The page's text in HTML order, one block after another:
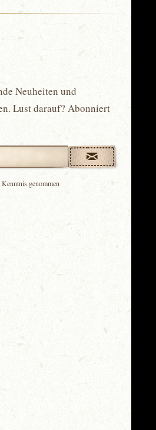
Neuheiten und
Lust darauf? Abonniert
Kenntnis genommen